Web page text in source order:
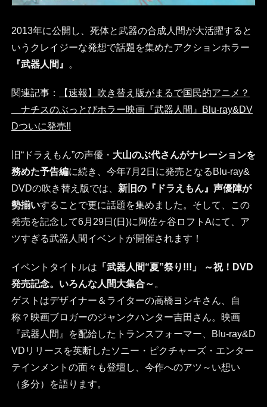
2013年に公開し、死体と武器の合成人間が大活躍すると
いうクレイジーな発想で話題を集めたアクションホラー
『武器人間』
。
関連記事：
【速報】吹き替え版がまるで国民的アニメ？
ナチスのぶっとびホラー映画『武器人間』Blu-ray&DV
Dついに発売!!
旧“ドラえもん”の声優・ 大山のぶ代さんがナレーションを
務めた予告編に続き、今年7月2日に発売となるBlu-ray&
DVDの吹き替え版では、 新旧の『ドラえもん』声優陣が
勢揃いすることで更に話題を集めました。そして、この
発売を記念して6月29日(日)に阿佐ヶ谷ロフトAにて、ア
ツすぎる武器人間イベントが開催されます！
イベントタイトルは 「武器人間“夏”祭り!!!」 ～祝！DVD
発売記念。いろんな人間大集合～ 。
ゲストはデザイナー＆ライターの高橋ヨシキさん、自
称？映画ブロガーのジャンクハンター吉田さん。映画
『武器人間』を配給したトランスフォーマー、Blu-ray&D
VDリリースを英断したソニー・ピクチャーズ・エンター
テインメントの面々も登壇し、今作へのアツ～い想い
（多分）を語ります。